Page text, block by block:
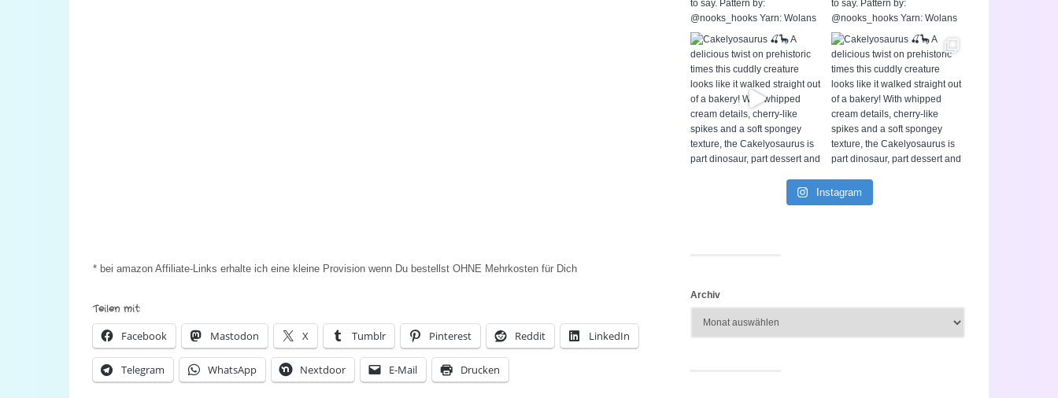
* bei amazon Affiliate-Links erhalte ich eine kleine Provision wenn Du bestellst OHNE Mehrkosten für Dich
Teilen mit:
Facebook Mastodon X Tumblr Pinterest Reddit LinkedIn
Telegram WhatsApp Nextdoor E-Mail Drucken
Instagram
Archiv